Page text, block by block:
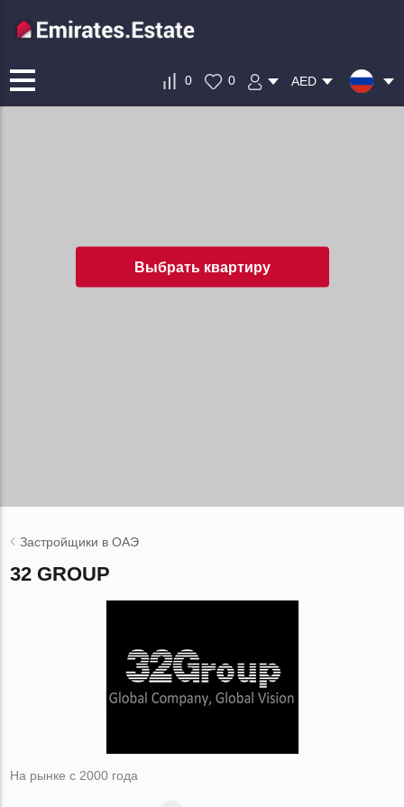
0 0 AED
Выбрать квартиру
Застройщики в ОАЭ
32 GROUP
На рынке с 2000 года